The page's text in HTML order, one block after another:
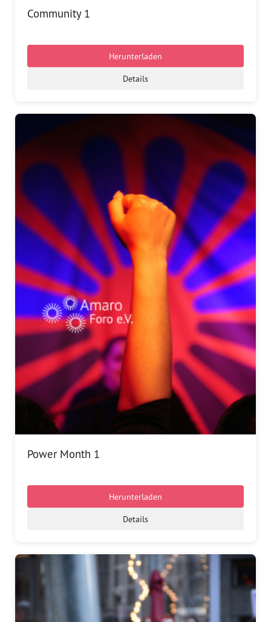
Community 1
Herunterladen
Details
Power Month 1
Herunterladen
Details